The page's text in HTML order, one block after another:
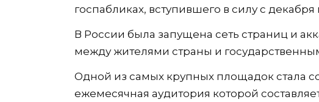
госпабликах, вступившего в силу с
В России была запущена сеть страниц и
между жителями страны и
Одной из самых крупных площадок стала
ежемесячная аудитория которой